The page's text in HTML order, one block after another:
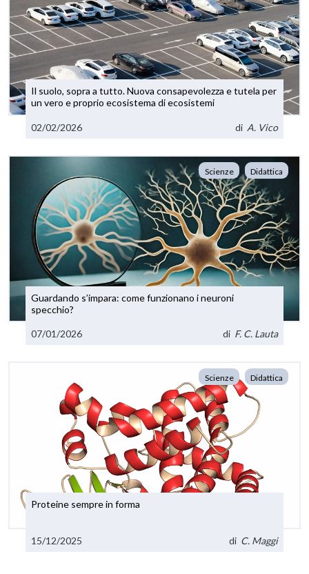
Il suolo, sopra a tutto. Nuova consapevolezza e tutela per
un vero e proprio ecosistema di ecosistemi
02/02/2026 di A. Vico
Scienze Didattica
Guardando s’impara: come funzionano i neuroni
specchio?
07/01/2026 di F. C. Lauta
Scienze Didattica
Proteine sempre in forma
15/12/2025 di C. Maggi